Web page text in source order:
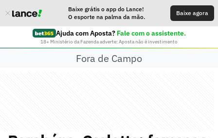
Baixe grátis o app do Lance!
O esporte na palma da mão.
Baixe agora
Ajuda com Aposta? Fale com o assistente.
18+ Ministério da Fazenda adverte: Aposta não é investimento
Fora de Campo